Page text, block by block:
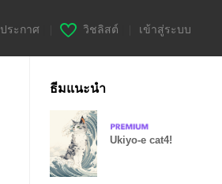
ประกาศ วิชลิสต์ เข้าสู่ระบบ
ธีมแนะนำ
Ukiyo-e cat4!